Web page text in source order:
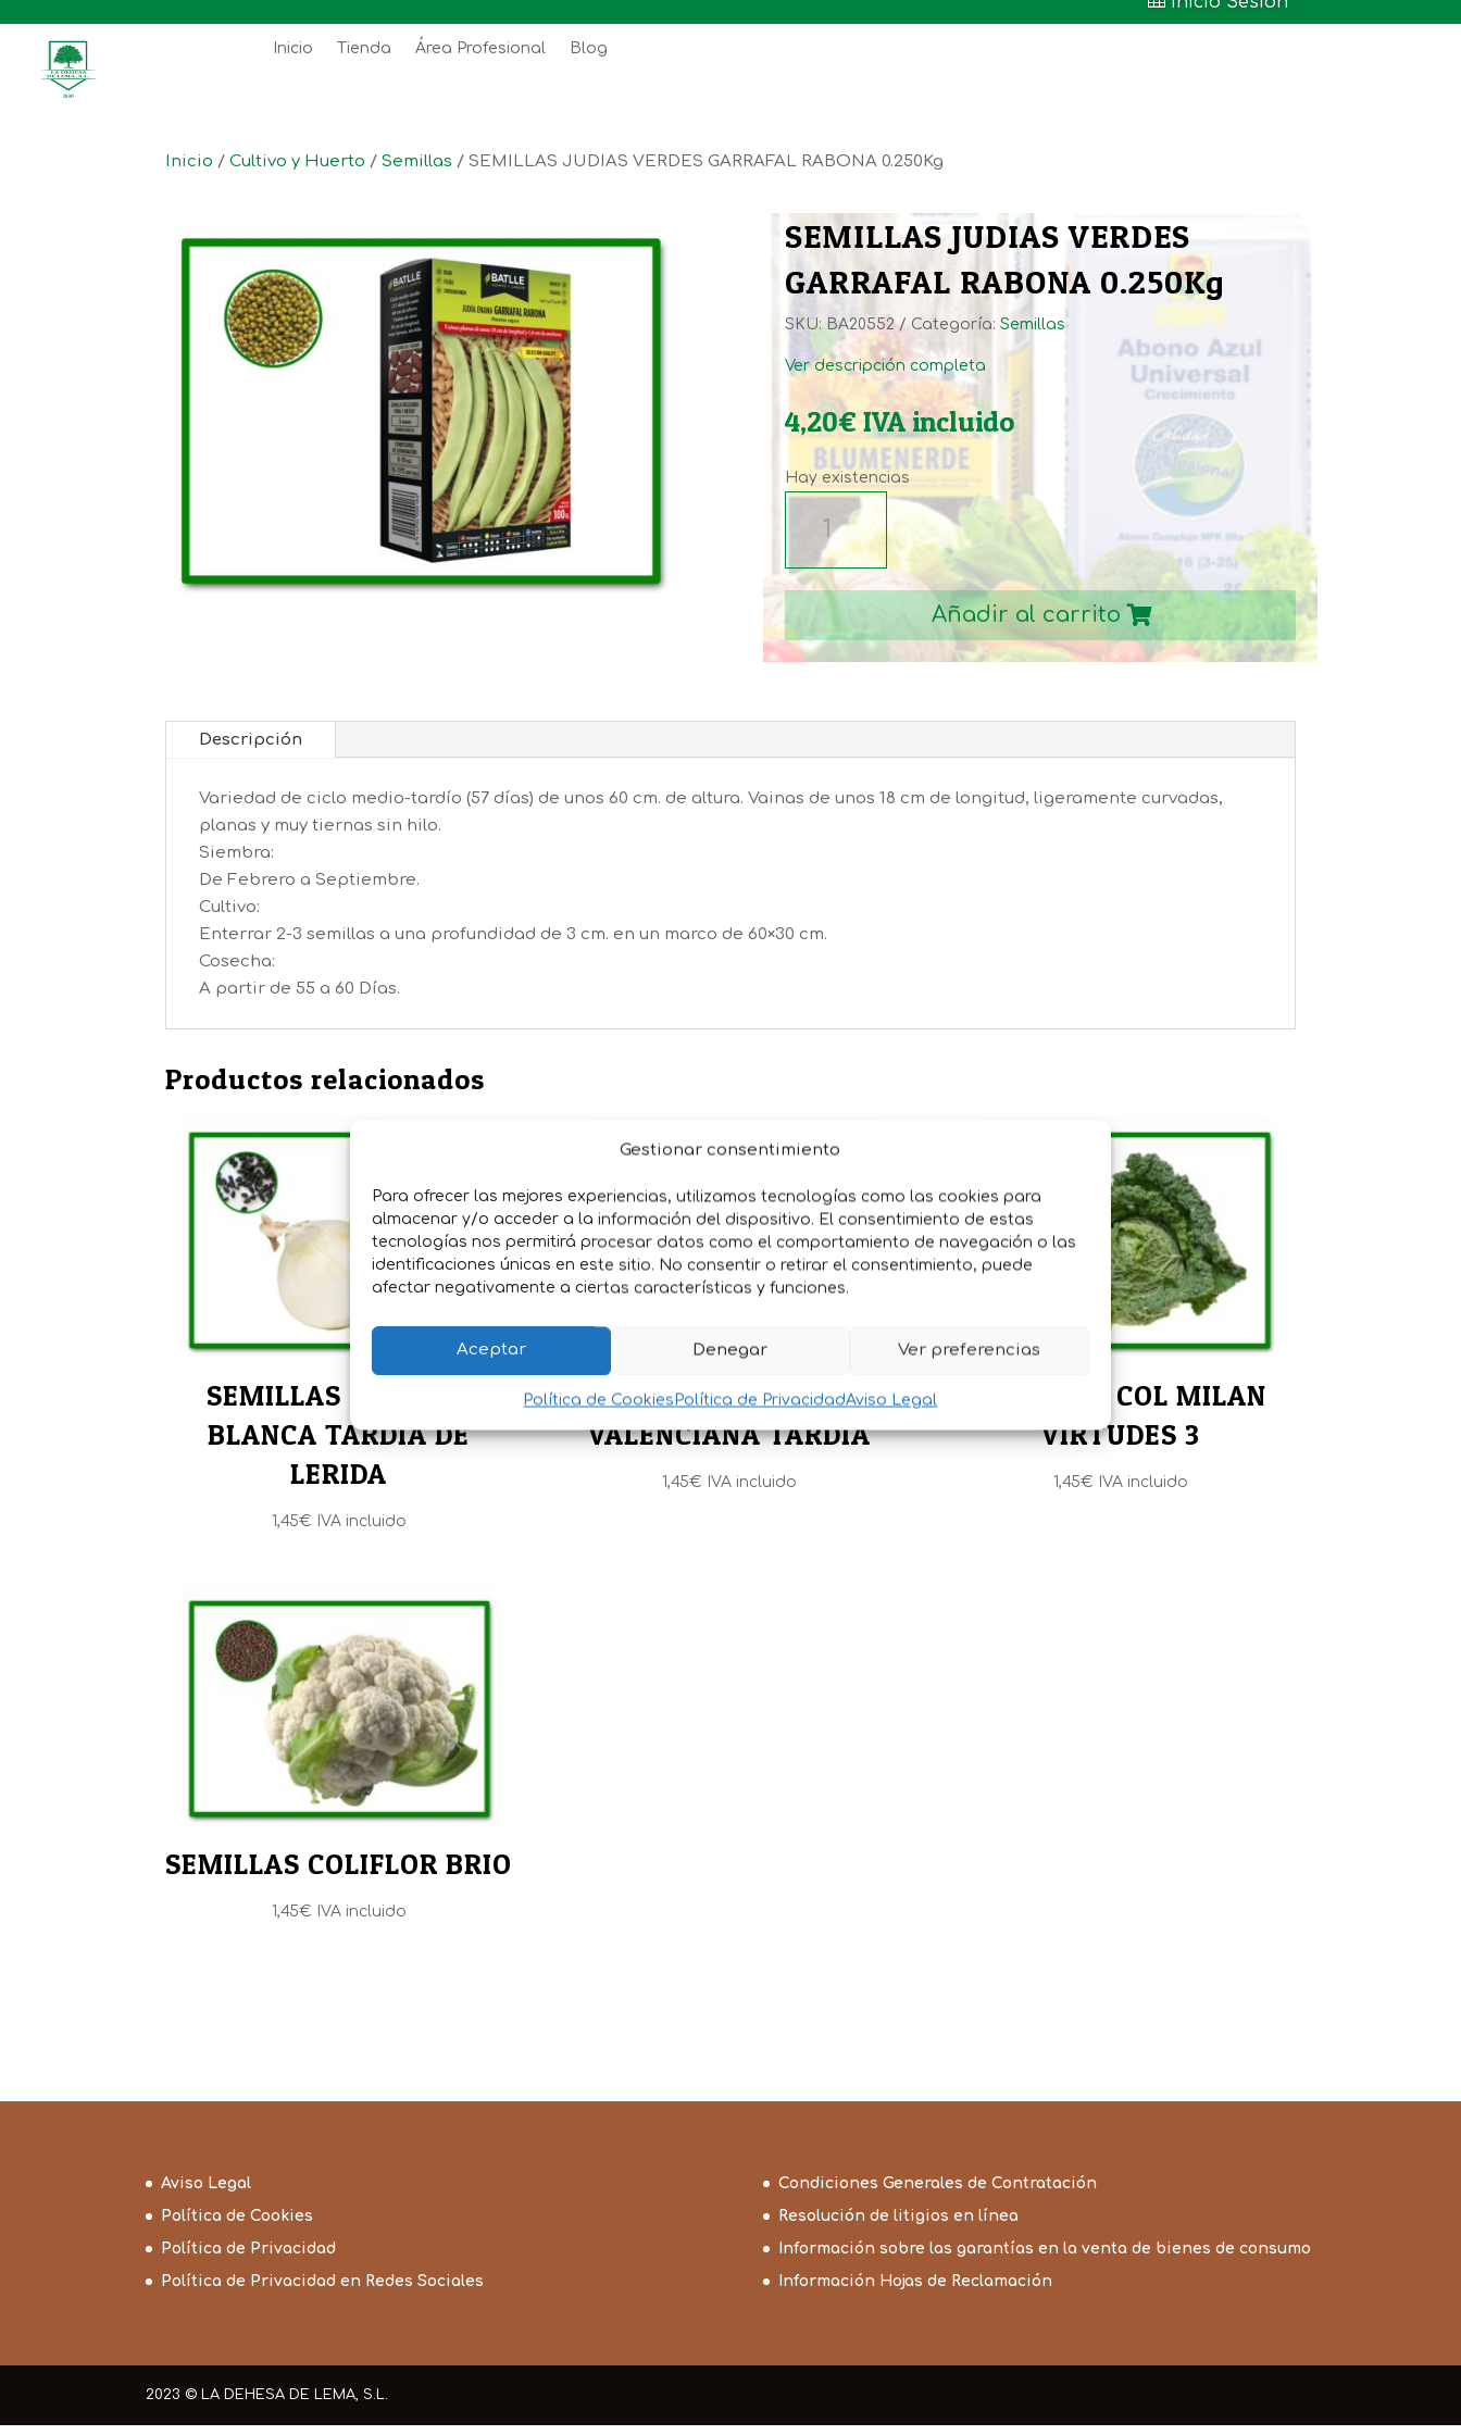
Gestionar consentimiento
Para ofrecer las mejores experiencias, utilizamos tecnologías como las cookies para
almacenar y/o acceder a la información del dispositivo. El consentimiento de estas
tecnologías nos permitirá procesar datos como el comportamiento de navegación o las
identificaciones únicas en este sitio. No consentir o retirar el consentimiento, puede
afectar negativamente a ciertas características y funciones.
Aceptar Denegar Ver preferencias
Política de Cookies Política de PrivacidadAviso Legal
Inicio Tienda Área Profesional Blog
Inicio / Cultivo y Huerto / Semillas / SEMILLAS JUDIAS VERDES GARRAFAL RABONA 0.250Kg
SEMILLAS JUDIAS VERDES
GARRAFAL RABONA 0.250Kg
SKU: BA20552 Categoría: Semillas
Ver descripción completa
4,20€ IVA incluido
Hay existencias
JUDIAS
VERDES
GARRAFAL
0.250Kg
cantidad
Añadir al carrito
Descripción
Variedad de ciclo medio-tardío (57 días) de unos 60 cm. de altura. Vainas de unos 18 cm de longitud, ligeramente curvadas,
planas y muy tiernas sin hilo.
Siembra:
De Febrero a Septiembre.
Cultivo:
Enterrar 2-3 semillas a una profundidad de 3 cm. en un marco de 60×30 cm.
Cosecha:
A partir de 55 a 60 Días.
Productos relacionados
SEMILLAS CEBOLLA
BLANCA TARDIA DE
LERIDA
1,45€ IVA incluido
SEMILLAS CEBOLLA
VALENCIANA TARDIA
1,45€ IVA incluido
SEMILLAS COL MILAN
VIRTUDES 3
1,45€ IVA incluido
SEMILLAS COLIFLOR BRIO
1,45€ IVA incluido
Aviso Legal
Política de Cookies
Política de Privacidad
Política de Privacidad en Redes Sociales
Condiciones Generales de Contratación
Resolución de litigios en línea
Información sobre las garantías en la venta de bienes de consumo
Información Hojas de Reclamación
2023 © LA DEHESA DE LEMA, S.L.